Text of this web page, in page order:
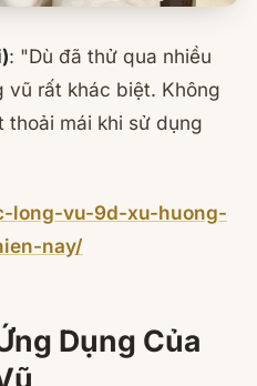
: "Dù đã thử qua nhiều
vũ rất khác biệt. Không
thoải mái khi sử dụng
long-vu-9d-xu-huong-
nay/
Dụng Của